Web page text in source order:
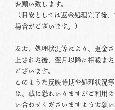
お願い致します。
（目安としては返金処理完了後
場合がございます。）
なお、処理状況等により、返金
上された後、翌月以降に相殺ま
ございます。
このような反映時期や処理状況
は、誠に恐れいりますがご利用
い合わせくださいますようお願い